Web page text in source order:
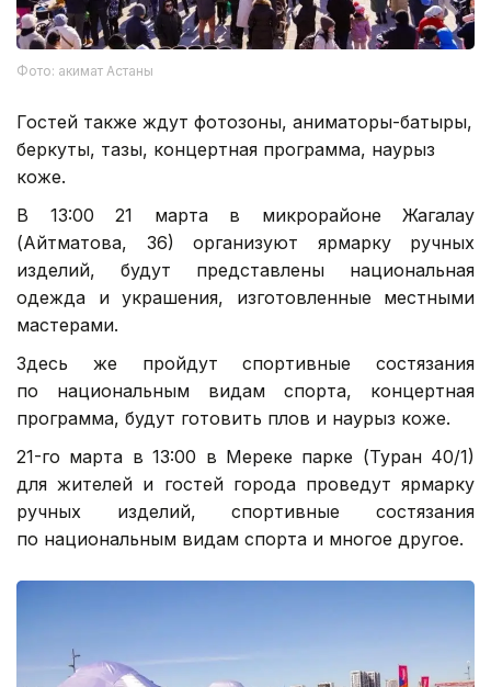
Фото: акимат Астаны
Гостей также ждут фотозоны, аниматоры-батыры,
беркуты, тазы, концертная программа, наурыз
коже.
В 13:00 21 марта в микрорайоне Жагалау
(Айтматова, 36) организуют ярмарку ручных
изделий, будут представлены национальная
одежда и украшения, изготовленные местными
мастерами.
Здесь же пройдут спортивные состязания
по национальным видам спорта, концертная
программа, будут готовить плов и наурыз коже.
21-го марта в 13:00 в Мереке парке (Туран 40/1)
для жителей и гостей города проведут ярмарку
ручных изделий, спортивные состязания
по национальным видам спорта и многое другое.